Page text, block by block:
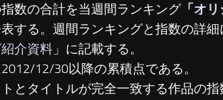
数の合計を当週間ランキング「 オリ
する。週間ランキングと指数の詳細
介資料 」に記載する。
12/30以降の累積点である。
とタイトルが完全一致する作品の指